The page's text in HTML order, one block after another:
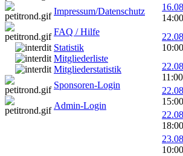
Impressum/Datenschutz
FAQ / Hilfe
Statistik
Mitgliederliste
Mitgliederstatistik
Sponsoren-Login
Admin-Login